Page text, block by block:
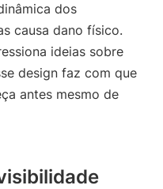
dos
causa dano físico.
ideias sobre
design faz com que
antes mesmo de